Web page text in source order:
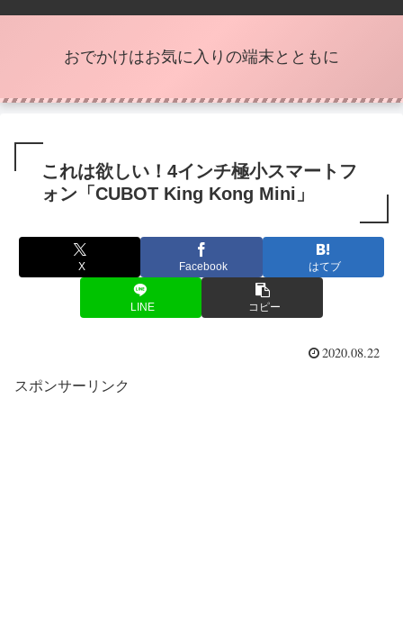
おでかけはお気に入りの端末とともに
これは欲しい！4インチ極小スマートフ
ォン「CUBOT King Kong Mini」
X Facebook はてブ
LINE コピー
2020.08.22
スポンサーリンク